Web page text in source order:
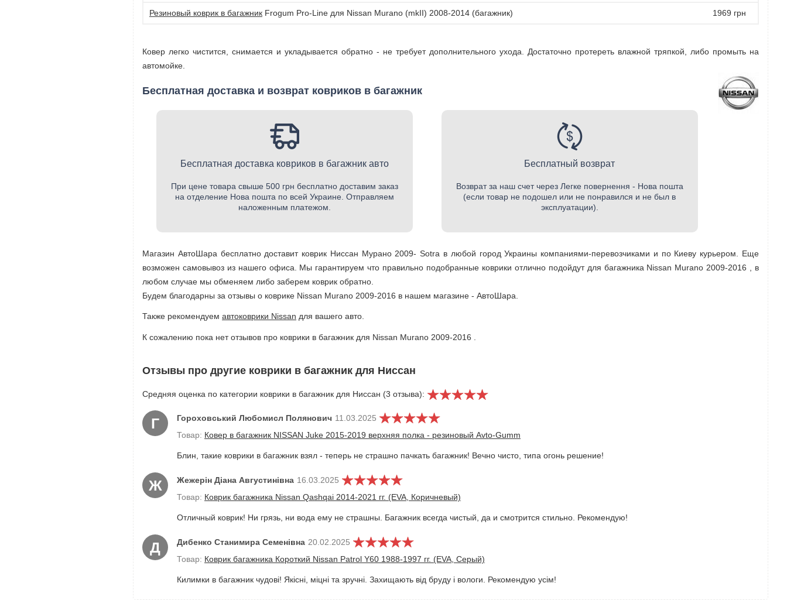
Резиновый коврик в багажник Frogum Pro-Line для Nissan Murano (mkII) 2008-2014 (багажник) 1969 грн
Ковер легко чистится, снимается и укладывается обратно - не требует дополнительного ухода. Достаточно протереть влажной тряпкой, либо промыть на
автомойке.
Бесплатная доставка и возврат ковриков в багажник
Бесплатная доставка ковриков в багажник авто
При цене товара свыше 500 грн бесплатно доставим заказ
на отделение Нова пошта по всей Украине. Отправляем
наложенным платежом.
Бесплатный возврат
Возврат за наш счет через Легке повернення - Нова пошта
(если товар не подошел или не понравился и не был в
эксплуатации).
Магазин АвтоШара бесплатно доставит коврик Ниссан Мурано 2009- Sotra в любой город Украины компаниями-перевозчиками и по Киеву курьером. Еще
возможен самовывоз из нашего офиса. Мы гарантируем что правильно подобранные коврики отлично подойдут для багажника Nissan Murano 2009-2016 , в
любом случае мы обменяем либо заберем коврик обратно.
Будем благодарны за отзывы о коврике Nissan Murano 2009-2016 в нашем магазине - АвтоШара.
Также рекомендуем автоковрики Nissan для вашего авто.
К сожалению пока нет отзывов про коврики в багажник для Nissan Murano 2009-2016 .
Отзывы про другие коврики в багажник для Ниссан
Средняя оценка по категории коврики в багажник для Ниссан (3 отзыва):
Г Гороховський Любомисл Полянович 11.03.2025
Товар: Ковер в багажник NISSAN Juke 2015-2019 верхняя полка - резиновый Avto-Gumm
Блин, такие коврики в багажник взял - теперь не страшно пачкать багажник! Вечно чисто, типа огонь решение!
Ж Жежерін Діана Августинівна 16.03.2025
Товар: Коврик багажника Nissan Qashqai 2014-2021 гг. (EVA, Коричневый)
Отличный коврик! Ни грязь, ни вода ему не страшны. Багажник всегда чистый, да и смотрится стильно. Рекомендую!
Д Дибенко Станимира Семенівна 20.02.2025
Товар: Коврик багажника Короткий Nissan Patrol Y60 1988-1997 гг. (EVA, Серый)
Килимки в багажник чудові! Якісні, міцні та зручні. Захищають від бруду і вологи. Рекомендую усім!